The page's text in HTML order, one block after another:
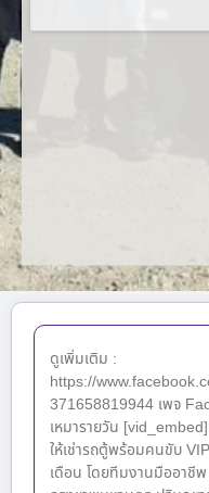
ดูเพิ่มเติม :
https://
371658819944 เพจ
เหมารายวัน
ให้เช่ารถตู้พร้อมคนขับ
เดือน โดยทีมงานมืออาชี